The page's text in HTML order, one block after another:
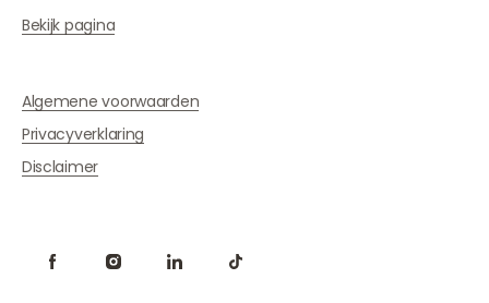
Bekijk pagina
Algemene voorwaarden
Privacyverklaring
Disclaimer